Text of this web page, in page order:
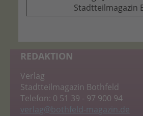
REDAKTION
Verlag
Stadtteilmagazin Bothfeld
Telefon: 0 51 39 - 97 900 94
verlag@bothfeld-magazin.de